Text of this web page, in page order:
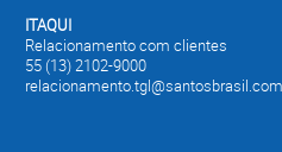
ITAQUI
Relacionamento com clientes
55 (13) 2102-9000